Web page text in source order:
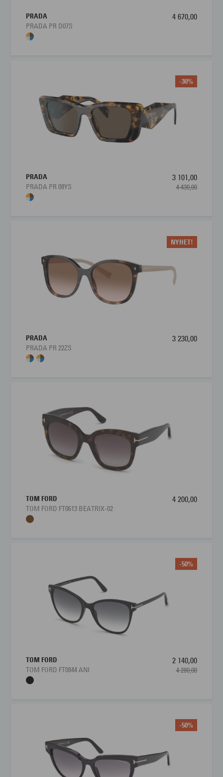
PRADA
PRADA PR D07S
4 670,00
-30%
PRADA
PRADA PR 08YS
3 101,00
4 430,00
NYHET!
PRADA
PRADA PR 22ZS
3 230,00
TOM FORD
TOM FORD FT0613 BEATRIX-02
4 200,00
-50%
TOM FORD
TOM FORD FT0844 ANI
2 140,00
4 280,00
-50%